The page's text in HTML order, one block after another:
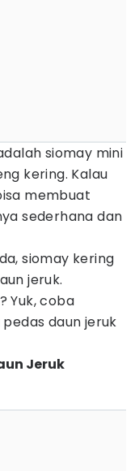
siomay mini
kering. Kalau
membuat
sederhana dan
siomay kering
jeruk.
Yuk, coba
daun jeruk
Jeruk